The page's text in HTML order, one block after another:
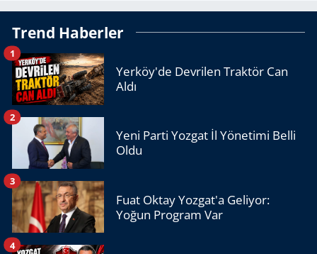
Trend Haberler
Yerköy'de Devrilen Traktör Can
Aldı
1
Yeni Parti Yozgat İl Yönetimi Belli
Oldu
2
Fuat Oktay Yozgat'a Geliyor:
Yoğun Program Var
3
4